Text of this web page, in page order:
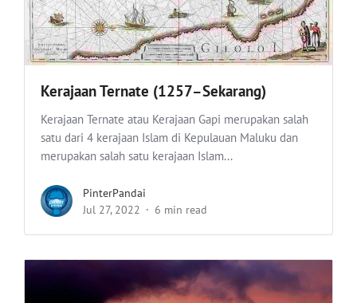
Kerajaan Ternate (1257–Sekarang)
Kerajaan Ternate atau Kerajaan Gapi merupakan salah
satu dari 4 kerajaan Islam di Kepulauan Maluku dan
merupakan salah satu kerajaan Islam...
PinterPandai
Jul 27, 2022
6 min read